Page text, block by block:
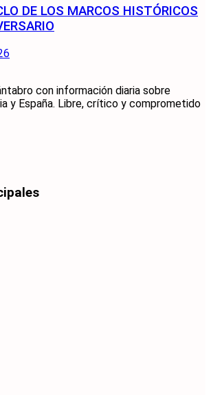
DE LOS MARCOS HISTÓRICOS
con información diaria sobre
y España. Libre, crítico y comprometido